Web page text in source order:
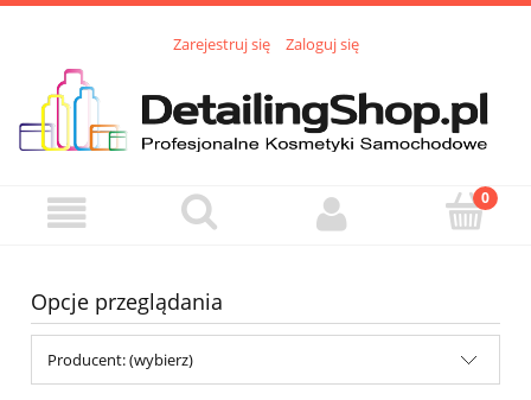
Zarejestruj się Zaloguj się
Opcje przeglądania
Producent: (wybierz)